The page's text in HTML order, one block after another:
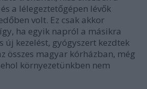
a lélegeztetőgépen lévők
volt. Ez csak akkor
ha egyik napról a másikra
új kezelést, gyógyszert kezdtek
összes magyar kórházban, még
környezetünkben nem